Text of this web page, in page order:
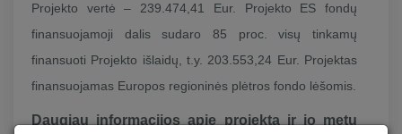
Projekto vertė – 239.474,41 Eur. Projekto ES fondų
finansuojamoji dalis sudaro 85 proc. visų tinkamų
finansuoti Projekto išlaidų, t.y. 203.553,24 Eur. Projektas
finansuojamas Europos regioninės plėtros fondo lėšomis.
Daugiau informacijos apie projektą ir jo metu